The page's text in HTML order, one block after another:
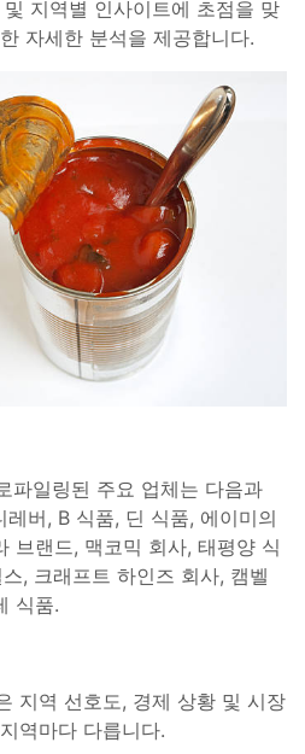
지역별 인사이트에 초점을 맞
자세한 분석을 제공합니다.
파일링된 주요 업체는 다음과
버, B 식품, 딘 식품, 에이미의
브랜드, 맥코믹 회사, 태평양 식
, 크래프트 하인즈 회사, 캠벨
식품.
지역 선호도, 경제 상황 및 시장
역마다 다릅니다.